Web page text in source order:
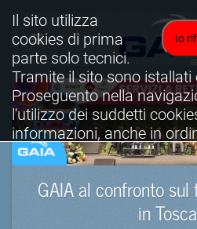
GAIA al confronto sul
in
Io
Il sito utilizza
cookies di prima
parte solo tecnici.
Tramite il sito sono
Proseguento nella
l'utilizzo dei suddetti
informazioni, anche in
è possibile consultare
completa.
Visualizza informativa